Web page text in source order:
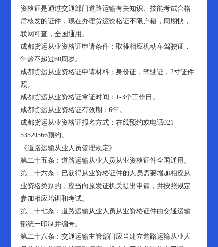
资格证是通过交通部门道路运输有关知识、技能考试合格
后核发的证件，现在办理货运资格证不限户籍，周期快，
联网可查，全国通用。
成都货运从业资格证申请条件：取得相应机动车驾驶证，
年龄不超过60周岁。
成都货运从业资格证申请材料：身份证，驾驶证，2寸证件
照。
成都货运从业资格证拿证时间：1-3个工作日。
成都货运从业资格证有效期：6年。
成都货运从业资格证报名方式：在线预约或电话021-
53520566预约。
《道路运输从业人员管理规定》
第二十五条：道路运输从业人员从业资格证件全国通用。
第二十六条：已获得从业资格证件的人员需要增加相应从
业资格类别的，应当向原发证机关提出申请，并按照规定
参加相应培训和考试。
第二十七条：道路运输从业人员从业资格证件由交通运输
部统一印制并编号。
第二十八条：交通运输主管部门应当建立道路运输从业人